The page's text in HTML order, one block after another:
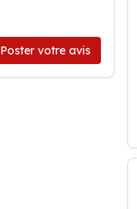
Poster votre avis